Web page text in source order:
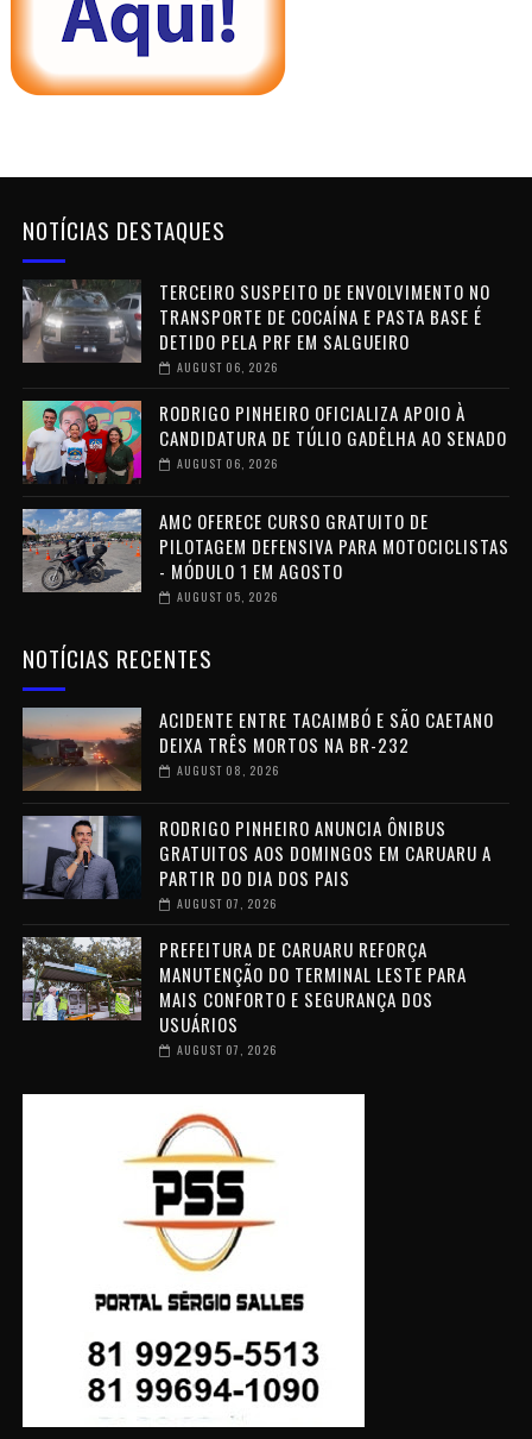
NOTÍCIAS DESTAQUES
TERCEIRO SUSPEITO DE ENVOLVIMENTO NO
TRANSPORTE DE COCAÍNA E PASTA BASE É
DETIDO PELA PRF EM SALGUEIRO
AUGUST 06, 2026
RODRIGO PINHEIRO OFICIALIZA APOIO À
CANDIDATURA DE TÚLIO GADÊLHA AO SENADO
AUGUST 06, 2026
AMC OFERECE CURSO GRATUITO DE
PILOTAGEM DEFENSIVA PARA MOTOCICLISTAS
- MÓDULO 1 EM AGOSTO
AUGUST 05, 2026
NOTÍCIAS RECENTES
ACIDENTE ENTRE TACAIMBÓ E SÃO CAETANO
DEIXA TRÊS MORTOS NA BR-232
AUGUST 08, 2026
RODRIGO PINHEIRO ANUNCIA ÔNIBUS
GRATUITOS AOS DOMINGOS EM CARUARU A
PARTIR DO DIA DOS PAIS
AUGUST 07, 2026
PREFEITURA DE CARUARU REFORÇA
MANUTENÇÃO DO TERMINAL LESTE PARA
MAIS CONFORTO E SEGURANÇA DOS
USUÁRIOS
AUGUST 07, 2026